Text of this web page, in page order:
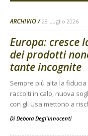
ARCHIVIO 28 Luglio 2026
Europa: cresce
dei prodotti
tante incognite
Sempre più alta la
raccolti in calo, nuova
con gli Usa mettono a
Di Debora Degl'Innocenti